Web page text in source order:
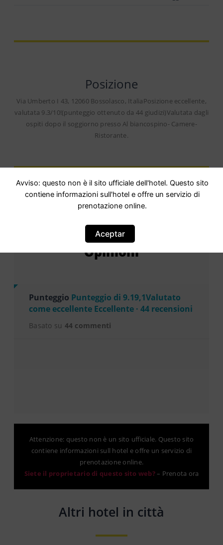
Posizione
Via Umberto I 43, 12060 Bossolasco, ItaliaPosizione eccellente,
valutata 9.3/10!(punteggio ottenuto da 44 giudizi)Valutata dagli
ospiti dopo il soggiorno presso Al biancospino- Camere-
Ristorante.
Opinioni
Punteggio Punteggio di 9.19,1Valutato
come eccellente Eccellente · 44 recensioni
Basato su 44 commenti
Attenzione: questo non è un sito ufficiale. Questo sito
contiene informazioni sull hotel e offre un servizio di
prenotazione online.
Siete il proprietario di questo sito web?– Prenota ora
Altri hotel in città
Avviso: questo non è il sito ufficiale dell'hotel. Questo sito
contiene informazioni sull'hotel e offre un servizio di
prenotazione online.
Aceptar